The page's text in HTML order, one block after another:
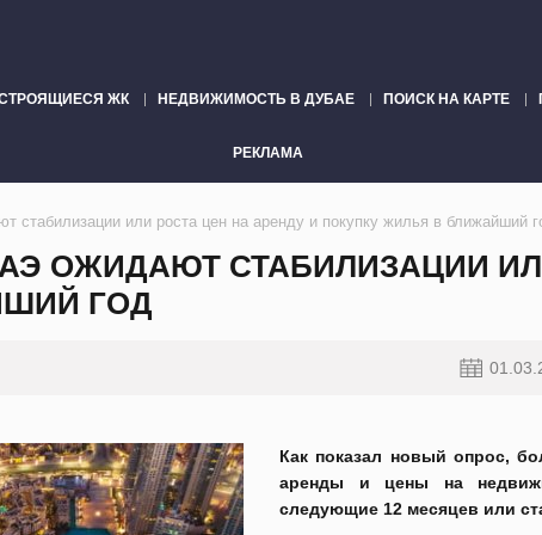
ЖК НЕДВИЖИМОСТЬ В ДУБАЕ ПОИСК НА КАРТЕ
РЕКЛАМА
или роста цен на аренду и покупку жилья в ближайший
ОЖИДАЮТ СТАБИЛИЗАЦИИ
ГОД
Как показал новый опрос,
аренды и цены на
следующие 12 месяцев или